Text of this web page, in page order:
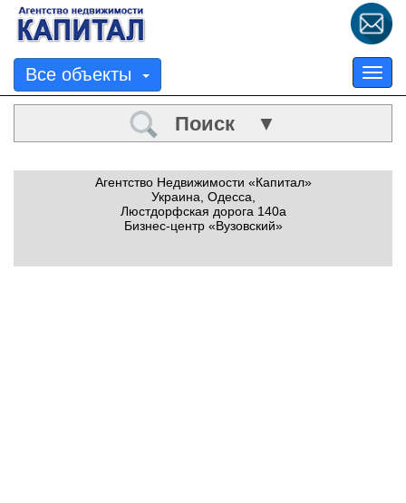
Все объекты
Поиск ▼
Агентство Недвижимости «Капитал»
Украина, Одесса,
Люстдорфская дорога 140а
Бизнес-центр «Вузовский»